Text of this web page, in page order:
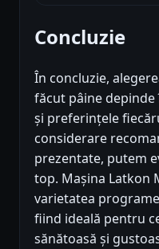
Concluzie
În concluzie,
făcut pâine
și preferințele
considerare
prezentate, putem
top. Mașina Latkon
varietatea
fiind ideală pentru
sănătoasă și